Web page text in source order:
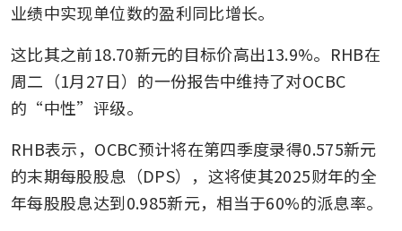
业绩中实现单位数的盈利同比增长。
这比其之前18.70新元的目标价高出13.9%。RHB在
周二（1月27日）的一份报告中维持了对OCBC
的“中性”评级。
RHB表示，OCBC预计将在第四季度录得0.575新元
的末期每股股息（DPS），这将使其2025财年的全
年每股股息达到0.985新元，相当于60%的派息率。